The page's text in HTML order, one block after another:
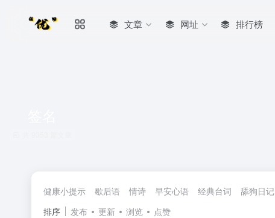
文章 网址 排行榜
健康小提示 歇后语 情诗 早安心语 经典台词 舔狗日记
排序
发布 更新 浏览 点赞